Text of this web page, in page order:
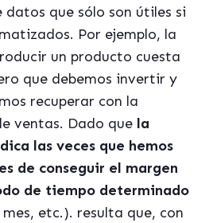
datos que sólo son útiles si
Por ejemplo, la
un producto cuesta
que debemos invertir y
recuperar con la
ventas. Dado que la
las veces que hemos
de conseguir el margen
de tiempo determinado
mes, etc.). resulta que, con